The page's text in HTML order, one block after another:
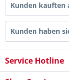
Kunden kauften
Kunden haben
Service Hotline